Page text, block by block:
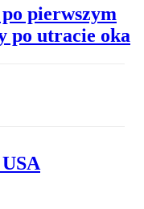
pierwszym
po utracie oka